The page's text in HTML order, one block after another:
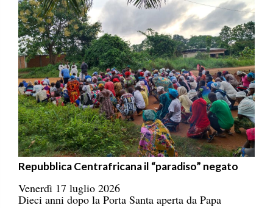
Repubblica Centrafricana il “paradiso” negato
Venerdì 17 luglio 2026
Dieci anni dopo la Porta Santa aperta da Papa